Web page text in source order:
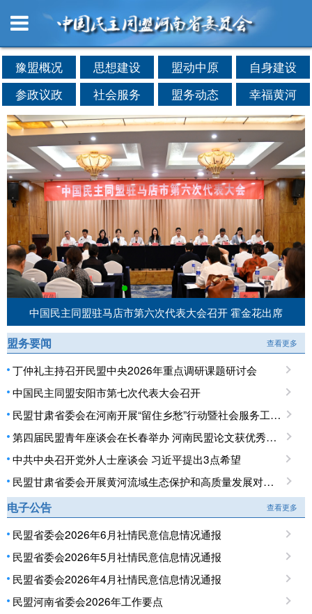
豫盟概况 思想建设 盟动中原
自身建设
参政议政
社会服务 盟务动态 幸福黄河
中国民主同盟驻马店市第六次代表大会召开 霍金花出席
盟务要闻 查看更多
丁仲礼主持召开民盟中央2026年重点调研课题研讨会
中国民主同盟安阳市第七次代表大会召开
民盟甘肃省委会在河南开展“留住乡愁”行动暨社会服务工作调研
第四届民盟青年座谈会在长春举办 河南民盟论文获优秀论文奖
中共中央召开党外人士座谈会 习近平提出3点希望
民盟甘肃省委会开展黄河流域生态保护和高质量发展对口开封专项民主监督调研
电子公告 查看更多
民盟省委会2026年6月社情民意信息情况通报
民盟省委会2026年5月社情民意信息情况通报
民盟省委会2026年4月社情民意信息情况通报
民盟河南省委会2026年工作要点